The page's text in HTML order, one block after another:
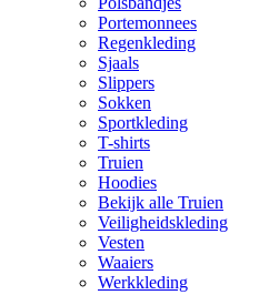
Portemonnees
Regenkleding
Sjaals
Slippers
Sokken
Sportkleding
T-shirts
Truien
Hoodies
Bekijk alle Truien
Veiligheidskleding
Vesten
Waaiers
Werkkleding